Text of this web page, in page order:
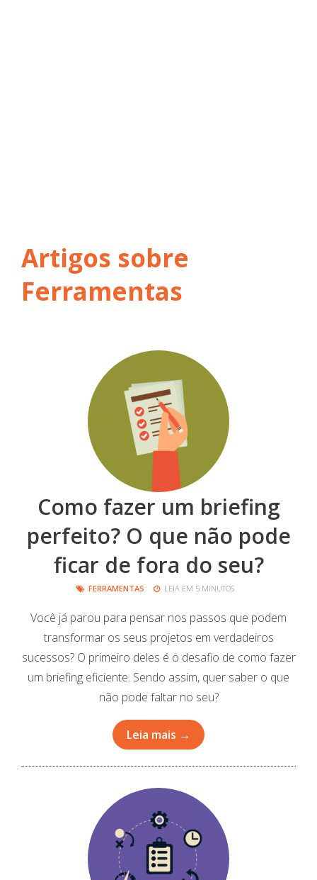
Artigos sobre
Ferramentas
Como fazer um briefing
perfeito? O que não pode
ficar de fora do seu?
FERRAMENTAS LEIA EM 5 MINUTOS
Você já parou para pensar nos passos que podem
transformar os seus projetos em verdadeiros
sucessos? O primeiro deles é o desafio de como fazer
um briefing eficiente. Sendo assim, quer saber o que
não pode faltar no seu?
Leia mais →